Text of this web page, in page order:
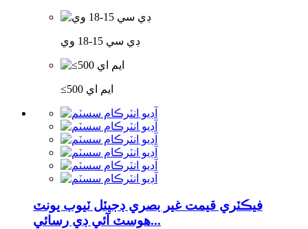
ڊي سي 15-18 وي
≤500 ايم اي
فيڪٽري قيمت غير بصري ڊجيٽل ٽيوب يونٽ
هوسٽ آئي ڊي رسائي...